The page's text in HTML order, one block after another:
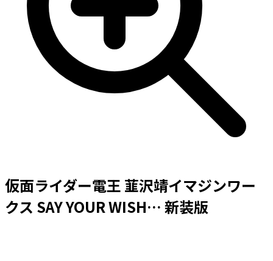
仮面ライダー電王 韮沢靖イマジンワー
クス SAY YOUR WISH… 新装版